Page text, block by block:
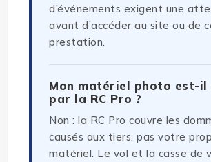
d’événements exigent une
avant d’accéder au site ou de
prestation.
Mon matériel photo est-il
par la RC Pro ?
Non : la RC Pro couvre les
causés aux tiers, pas votre
matériel. Le vol et la casse de